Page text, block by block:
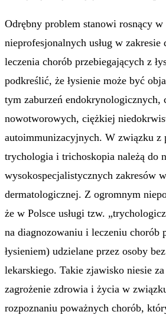
Odrębny problem stanowi rosnący w
nieprofesjonalnych usług w zakresie
leczenia chorób przebiegających z
podkreślić, że łysienie może być
tym zaburzeń endokrynologicznych,
nowotworowych, ciężkiej
autoimmunizacyjnych. W związku z
trychologia i trichoskopia należą do
wysokospecjalistycznych zakresów
dermatologicznej. Z ogromnym
że w Polsce usługi tzw.
na diagnozowaniu i leczeniu chorób
łysieniem) udzielane przez osoby
lekarskiego. Takie zjawisko niesie
zagrożenie zdrowia i życia w
rozpoznaniu poważnych chorób,